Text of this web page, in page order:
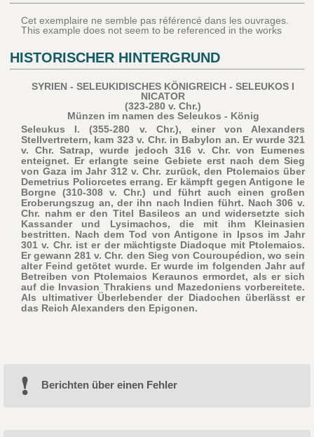
Cet exemplaire ne semble pas référencé dans les ouvrages.
This example does not seem to be referenced in the works
HISTORISCHER HINTERGRUND
SYRIEN - SELEUKIDISCHES KÖNIGREICH - SELEUKOS I
NICATOR
(323-280 v. Chr.)
Münzen im namen des Seleukos - König
Seleukus I. (355-280 v. Chr.), einer von Alexanders
Stellvertretern, kam 323 v. Chr. in Babylon an. Er wurde 321
v. Chr. Satrap, wurde jedoch 316 v. Chr. von Eumenes
enteignet. Er erlangte seine Gebiete erst nach dem Sieg
von Gaza im Jahr 312 v. Chr. zurück, den Ptolemaios über
Demetrius Poliorcetes errang. Er kämpft gegen Antigone le
Borgne (310-308 v. Chr.) und führt auch einen großen
Eroberungszug an, der ihn nach Indien führt. Nach 306 v.
Chr. nahm er den Titel Basileos an und widersetzte sich
Kassander und Lysimachos, die mit ihm Kleinasien
bestritten. Nach dem Tod von Antigone in Ipsos im Jahr
301 v. Chr. ist er der mächtigste Diadoque mit Ptolemaios.
Er gewann 281 v. Chr. den Sieg von Couroupédion, wo sein
alter Feind getötet wurde. Er wurde im folgenden Jahr auf
Betreiben von Ptolemaios Keraunos ermordet, als er sich
auf die Invasion Thrakiens und Mazedoniens vorbereitete.
Als ultimativer Überlebender der Diadochen überlässt er
das Reich Alexanders den Epigonen.
Berichten über einen Fehler